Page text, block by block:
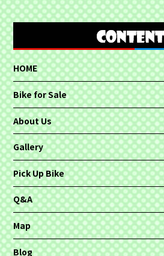
HOME
Bike for Sale
About Us
Gallery
Pick Up Bike
Q&A
Map
Blog